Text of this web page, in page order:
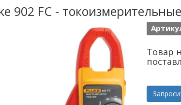
902 FC -
Товар